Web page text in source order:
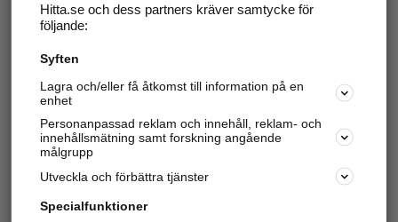
Svara på och hantera dina omdömen
Har du redan verifierat ditt företag? Logga in
Hitta.se och dess partners kräver samtycke för
följande:
Syften
Lagra och/eller få åtkomst till information på en
enhet
Personanpassad reklam och innehåll, reklam- och
innehållsmätning samt forskning angående
målgrupp
Utveckla och förbättra tjänster
Specialfunktioner